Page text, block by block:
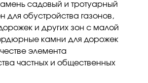
садовый и тротуарный
для обустройства газонов,
и других зон с малой
камни для дорожек
элемента
частных и общественных